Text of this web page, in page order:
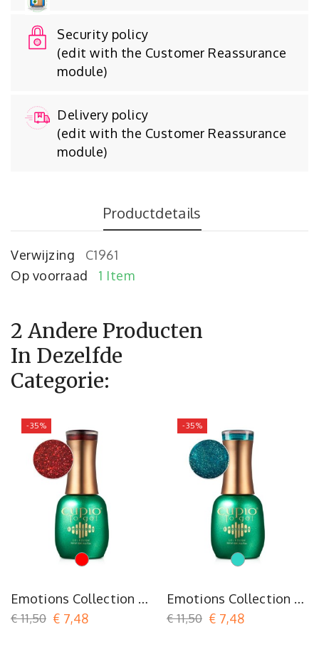
Security policy
(edit with the Customer Reassurance
module)
Delivery policy
(edit with the Customer Reassurance
module)
Productdetails
Verwijzing
C1961
Op voorraad
1 Item
2 Andere Producten
In Dezelfde
Categorie:
-35%
Emotions Collection -
Desire
€ 11,50 € 7,48
Rood
-35%
Emotions Collection -
Jealousy
€ 11,50 € 7,48
Turquoise